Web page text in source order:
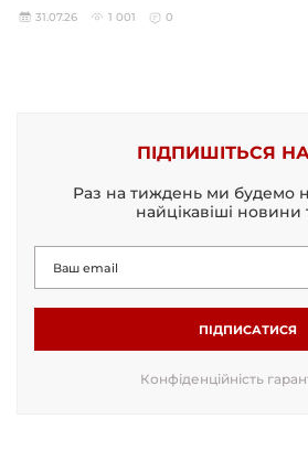
31.07.26 1 001 0
ПІДПИШІТЬСЯ
Раз на тиждень ми будемо
найцікавіші
ПІДПИСАТИСЯ
Конфіденційність